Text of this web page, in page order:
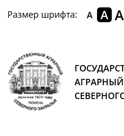
Размер шрифта: A A A